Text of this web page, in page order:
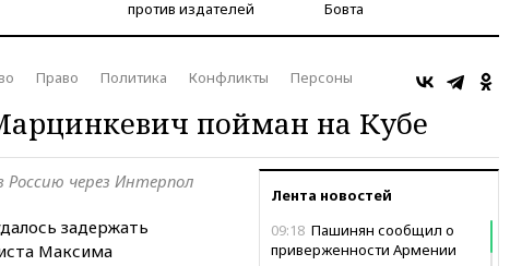
против издателей
Бовта
Право Политика Конфликты Персоны
пойман на Кубе
Лента новостей
09:18 Пашинян сообщил о
приверженности Армении
через Интерпол
задержать
Максима